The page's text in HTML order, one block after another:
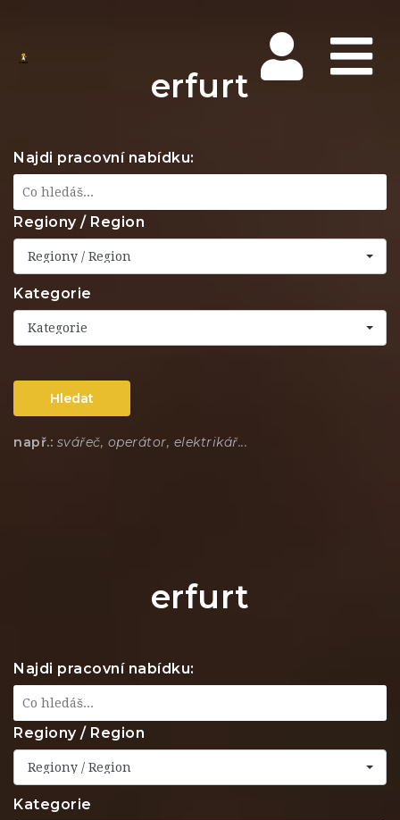
erfurt
Najdi pracovní nabídku:
Regiony / Region
Regiony / Region
Kategorie
Kategorie
Hledat
např.: svářeč, operátor, elektrikář...
erfurt
Najdi pracovní nabídku:
Regiony / Region
Regiony / Region
Kategorie